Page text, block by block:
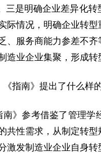
三是明确企业差异化
际情况，明确企业转
、服务商能力参差不
造业企业集聚，形成转
《指南》提出了什么样
南》参考借鉴了管理
共性需求，从制定转
激发制造业企业自身